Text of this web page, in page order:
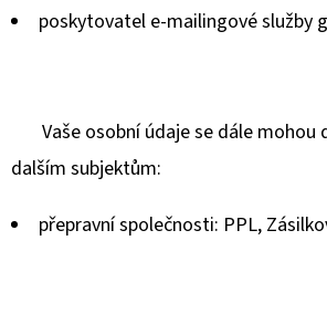
poskytovatel e-mailingové služby
Vaše osobní údaje se dále mohou
dalším subjektům:
přepravní společnosti: PPL,